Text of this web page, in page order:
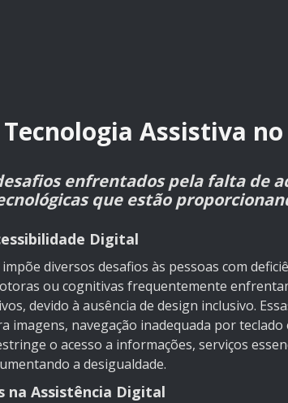
Assistiva no
enfrentados pela falta de
que estão
Digital
diversos desafios às pessoas com
ou cognitivas frequentemente
devido à ausência de design inclusivo.
imagens, navegação inadequada por teclado
o acesso a informações, serviços
a desigualdade.
na Assistência Digital